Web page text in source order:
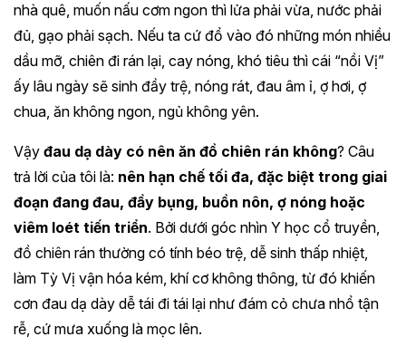
nhà quê, muốn nấu cơm ngon thì lửa phải vừa, nước phải
đủ, gạo phải sạch. Nếu ta cứ đổ vào đó những món nhiều
dầu mỡ, chiên đi rán lại, cay nóng, khó tiêu thì cái “nồi Vị”
ấy lâu ngày sẽ sinh đầy trệ, nóng rát, đau âm ỉ, ợ hơi, ợ
chua, ăn không ngon, ngủ không yên.
Vậy đau dạ dày có nên ăn đồ chiên rán không? Câu
trả lời của tôi là: nên hạn chế tối đa, đặc biệt trong giai
đoạn đang đau, đầy bụng, buồn nôn, ợ nóng hoặc
viêm loét tiến triển. Bởi dưới góc nhìn Y học cổ truyền,
đồ chiên rán thường có tính béo trệ, dễ sinh thấp nhiệt,
làm Tỳ Vị vận hóa kém, khí cơ không thông, từ đó khiến
cơn đau dạ dày dễ tái đi tái lại như đám cỏ chưa nhổ tận
rễ, cứ mưa xuống là mọc lên.